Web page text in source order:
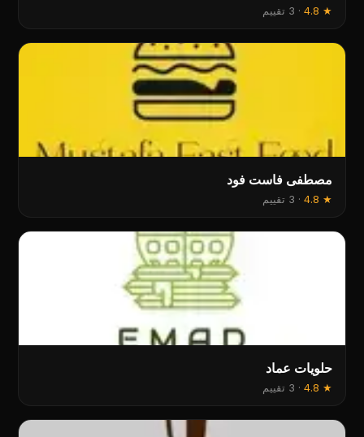
★
4.8
· 3 تقييم
مصطفى فاست فود
★
4.8
· 3 تقييم
حلويات عماد
★
4.8
· 3 تقييم